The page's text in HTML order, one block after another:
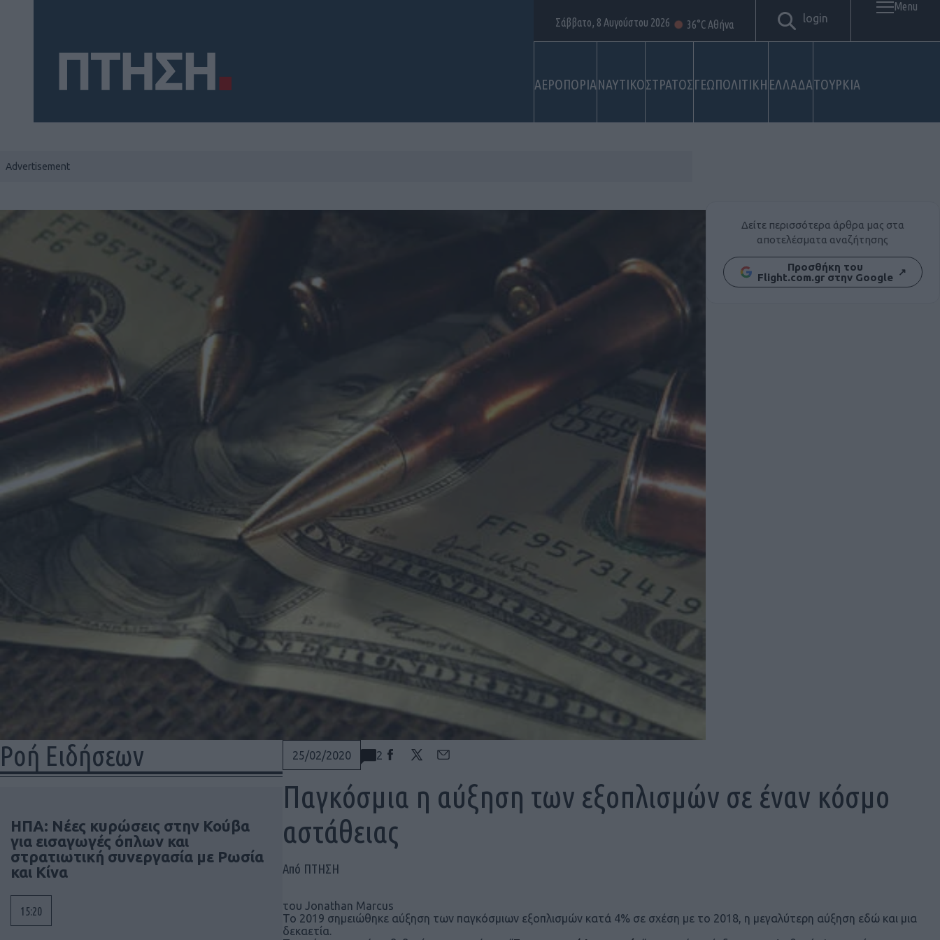
ΑΕΡΟΠΟΡΙΑΝΑΥΤΙΚΟΣΤΡΑΤΟΣΓΕΩΠΟΛΙΤΙΚΗ ΕΛΛΑΔΑΤΟΥΡΚΙΑ
Σάββατο, 8 Αυγούστου 2026 36°C Αθήνα login
Menu
Ροή Ειδήσεων
ΗΠΑ: Νέες κυρώσεις στην Κούβα
για εισαγωγές όπλων και
στρατιωτική συνεργασία με Ρωσία
και Κίνα
15:20
Δείτε περισσότερα άρθρα μας στα
αποτελέσματα αναζήτησης
Προσθήκη του
Flight.com.gr στην Google ↗
25/02/2020 2
Παγκόσμια η αύξηση των εξοπλισμών σε έναν κόσμο
αστάθειας
Από ΠΤΗΣΗ
του Jonathan Marcus
Το 2019 σημειώθηκε αύξηση των παγκόσμιων εξοπλισμών κατά 4% σε σχέση με το 2018, η μεγαλύτερη αύξηση εδώ και μια
δεκαετία.